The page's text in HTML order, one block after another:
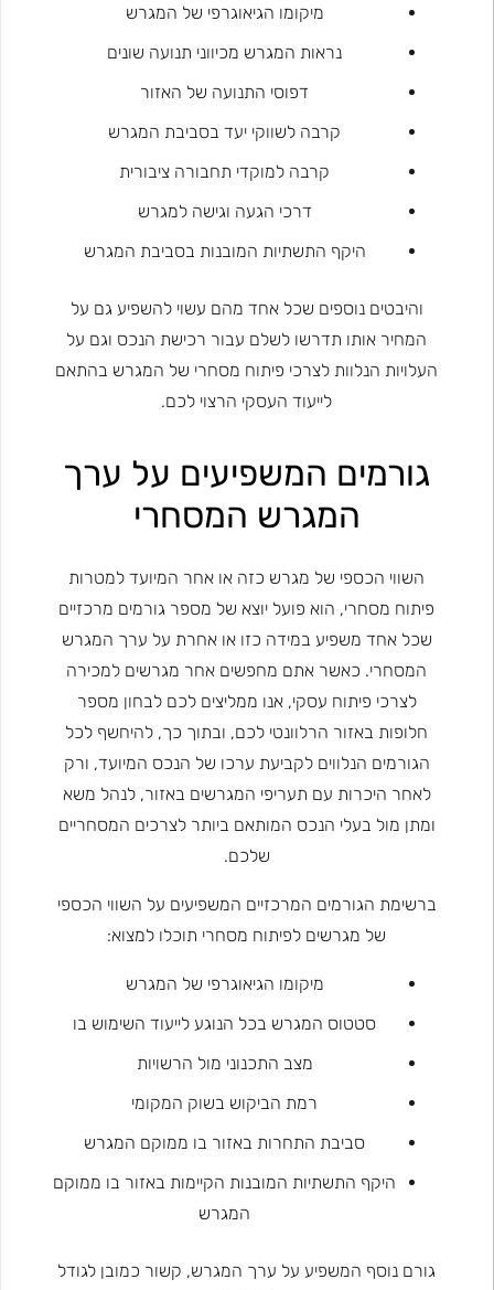
מיקומו הגיאוגרפי של המגרש
נראות המגרש מכיווני תנועה שונים
דפוסי התנועה של האזור
קרבה לשווקי יעד בסביבת המגרש
קרבה למוקדי תחבורה ציבורית
דרכי הגעה וגישה למגרש
היקף התשתיות המובנות בסביבת המגרש
והיבטים נוספים שכל אחד מהם עשוי להשפיע גם על
המחיר אותו תדרשו לשלם עבור רכישת הנכס וגם על
העלויות הנלוות לצרכי פיתוח מסחרי של המגרש בהתאם
לייעוד העסקי הרצוי לכם.
גורמים המשפיעים על ערך
המגרש המסחרי
השווי הכספי של מגרש כזה או אחר המיועד למטרות
פיתוח מסחרי, הוא פועל יוצא של מספר גורמים מרכזיים
שכל אחד משפיע במידה כזו או אחרת על ערך המגרש
המסחרי. כאשר אתם מחפשים אחר מגרשים למכירה
לצרכי פיתוח עסקי, אנו ממליצים לכם לבחון מספר
חלופות באזור הרלוונטי לכם, ובתוך כך, להיחשף לכל
הגורמים הנלווים לקביעת ערכו של הנכס המיועד, ורק
לאחר היכרות עם תעריפי המגרשים באזור, לנהל משא
ומתן מול בעלי הנכס המותאם ביותר לצרכים המסחריים
שלכם.
ברשימת הגורמים המרכזיים המשפיעים על השווי הכספי
של מגרשים לפיתוח מסחרי תוכלו למצוא:
מיקומו הגיאוגרפי של המגרש
סטטוס המגרש בכל הנוגע לייעוד השימוש בו
מצב התכנוני מול הרשויות
רמת הביקוש בשוק המקומי
סביבת התחרות באזור בו ממוקם המגרש
היקף התשתיות המובנות הקיימות באזור בו ממוקם
המגרש
גורם נוסף המשפיע על ערך המגרש, קשור כמובן לגודל